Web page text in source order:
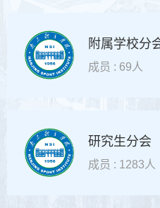
附属学校分
成员 : 69人
研究生分会
成员 : 1283人